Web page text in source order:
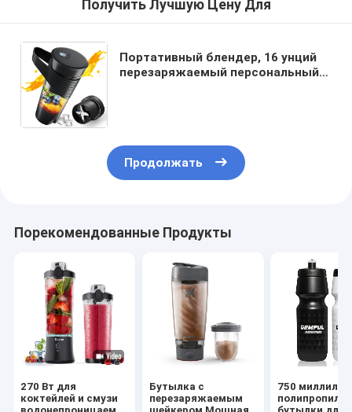
Получить Лучшую Цену Для
Портативный блендер, 16 унций
перезаряжаемый персональный
Продолжать
Порекомендованные Продукты
270 Вт для
коктейлей и смузи
Бутылка с
перезаряжаемым
750